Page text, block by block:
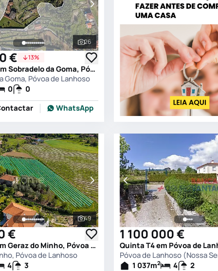
Ver todas as fotografias
26
€ 13%
Quinta T0 em Sobradelo da Goma, Póvoa de Lanhoso
Goma, Póvoa de Lanhoso
0
0
WhatsApp
Ver todas as fotografias
49
€
Quinta T4 em Geraz do Minho, Póvoa de Lanhoso
Póvoa de Lanhoso
4
3
1 100 000 €
1 037m2 4
2